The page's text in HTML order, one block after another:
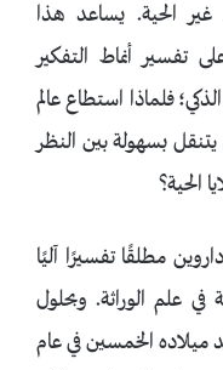
غير الحية. يساعد هذا
تفسير أنماط التفكير
فلماذا استطاع عالم
يتنقل بسهولة بين النظر
الحية؟
مطلقًا تفسيرًا آليًا
في علم الوراثة. وبحلول
ميلاده الخمسين في عام